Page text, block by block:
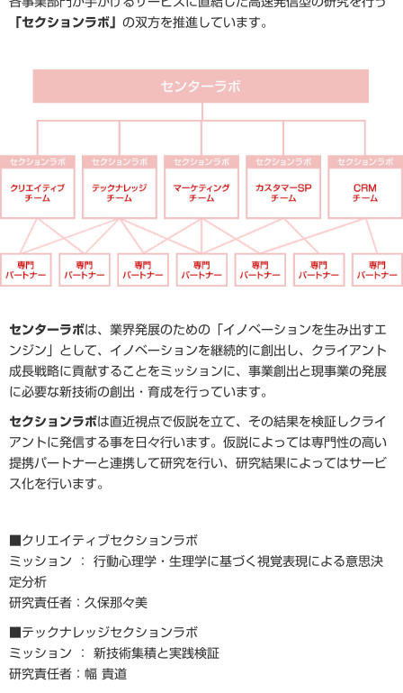
「セクションラボ」 の双方を推進しています。
センターラボは、業界発展のための「イノベーションを生み出すエ
ンジン」として、イノベーションを継続的に創出し、クライアント
成長戦略に貢献することをミッションに、事業創出と現事業の発展
に必要な新技術の創出・育成を行っています。
セクションラボは直近視点で仮説を立て、その結果を検証しクライ
アントに発信する事を日々行います。仮説によっては専門性の高い
提携パートナーと連携して研究を行い、研究結果によってはサービ
ス化を行います。
■クリエイティブセクションラボ
ミッション ： 行動心理学・生理学に基づく視覚表現による意思決
定分析
研究責任者：久保那々美
■テックナレッジセクションラボ
ミッション ： 新技術集積と実践検証
研究責任者：幅 貴道